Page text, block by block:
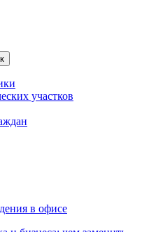
участков
в офисе